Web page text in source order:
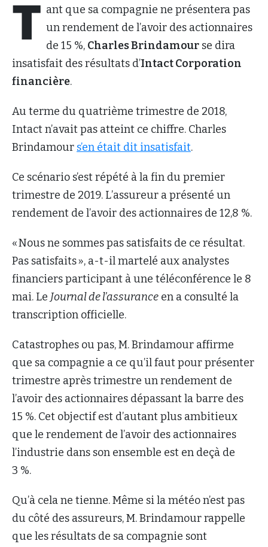
T ant que sa compagnie ne présentera pas
un rendement de l’avoir des actionnaires
de 15 %, Charles Brindamour se dira
insatisfait des résultats d’Intact Corporation
financière.
Au terme du quatrième trimestre de 2018,
Intact n’avait pas atteint ce chiffre. Charles
Brindamour s’en était dit insatisfait.
Ce scénario s’est répété à la fin du premier
trimestre de 2019. L’assureur a présenté un
rendement de l’avoir des actionnaires de 12,8 %.
« Nous ne sommes pas satisfaits de ce résultat.
Pas satisfaits », a-t-il martelé aux analystes
financiers participant à une téléconférence le 8
mai. Le Journal de l’assurance en a consulté la
transcription officielle.
Catastrophes ou pas, M. Brindamour affirme
que sa compagnie a ce qu’il faut pour présenter
trimestre après trimestre un rendement de
l’avoir des actionnaires dépassant la barre des
15 %. Cet objectif est d’autant plus ambitieux
que le rendement de l’avoir des actionnaires
l’industrie dans son ensemble est en deçà de
3 %.
Qu’à cela ne tienne. Même si la météo n’est pas
du côté des assureurs, M. Brindamour rappelle
que les résultats de sa compagnie sont